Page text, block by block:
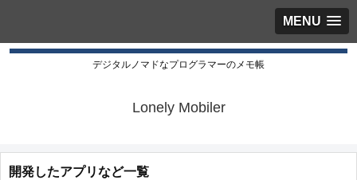
MENU
デジタルノマドなプログラマーのメモ帳
Lonely Mobiler
開発したアプリなど一覧